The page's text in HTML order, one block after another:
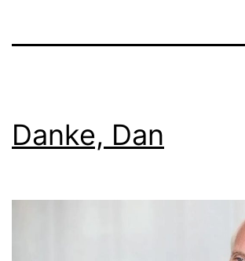
Danke, Dan